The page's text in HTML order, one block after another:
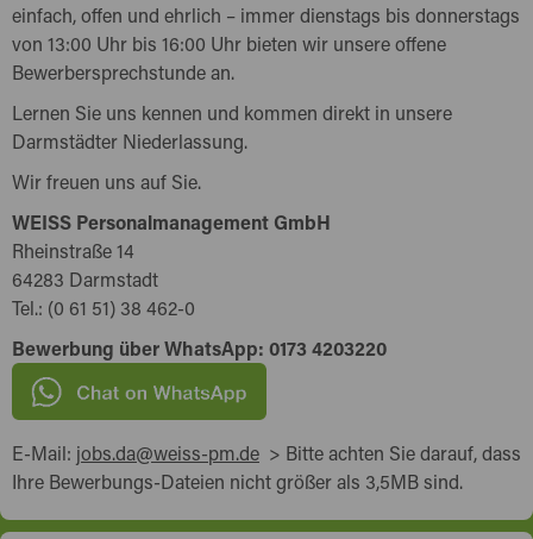
einfach, offen und ehrlich – immer dienstags bis donnerstags
von 13:00 Uhr bis 16:00 Uhr bieten wir unsere offene
Bewerbersprechstunde an.
Lernen Sie uns kennen und kommen direkt in unsere
Darmstädter Niederlassung.
Wir freuen uns auf Sie.
WEISS Personalmanagement GmbH
Rheinstraße 14
64283 Darmstadt
Tel.: (0 61 51) 38 462-0
Bewerbung über WhatsApp: 0173 4203220
E-Mail: jobs.da@weiss-pm.de > Bitte achten Sie darauf, dass
Ihre Bewerbungs-Dateien nicht größer als 3,5MB sind.